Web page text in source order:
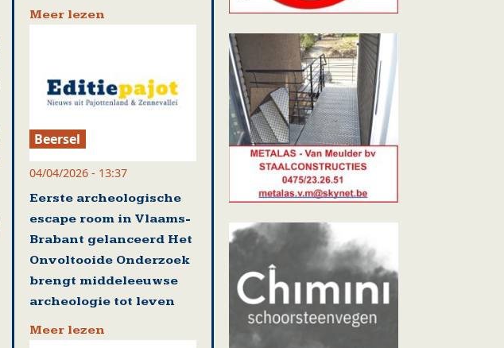
Meer lezen
Beersel
04/04/2026 - 13:37
Eerste archeologische
escape room in Vlaams-
Brabant gelanceerd Het
Onvoltooide Onderzoek
brengt middeleeuwse
archeologie tot leven
Meer lezen